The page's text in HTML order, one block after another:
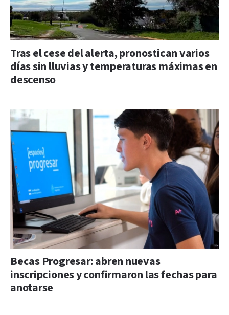
Tras el cese del alerta, pronostican varios
días sin lluvias y temperaturas máximas en
descenso
Becas Progresar: abren nuevas
inscripciones y confirmaron las fechas para
anotarse